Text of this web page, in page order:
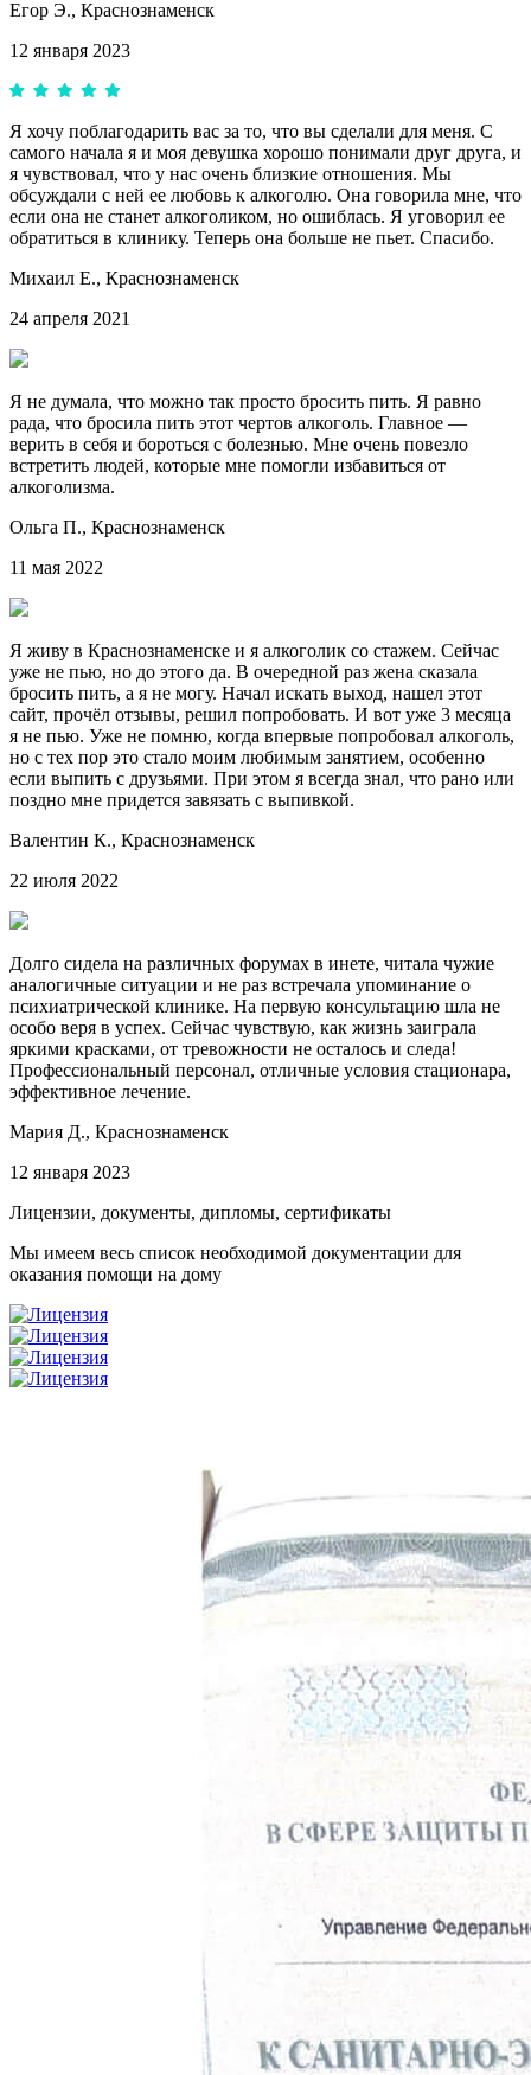
Егор Э., Краснознаменск
12 января 2023
Я хочу поблагодарить вас за то, что вы сделали для меня. С
самого начала я и моя девушка хорошо понимали друг друга, и
я чувствовал, что у нас очень близкие отношения. Мы
обсуждали с ней ее любовь к алкоголю. Она говорила мне, что
если она не станет алкоголиком, но ошиблась. Я уговорил ее
обратиться в клинику. Теперь она больше не пьет. Спасибо.
Михаил Е., Краснознаменск
24 апреля 2021
Я не думала, что можно так просто бросить пить. Я равно
рада, что бросила пить этот чертов алкоголь. Главное —
верить в себя и бороться с болезнью. Мне очень повезло
встретить людей, которые мне помогли избавиться от
алкоголизма.
Ольга П., Краснознаменск
11 мая 2022
Я живу в Краснознаменске и я алкоголик со стажем. Сейчас
уже не пью, но до этого да. В очередной раз жена сказала
бросить пить, а я не могу. Начал искать выход, нашел этот
сайт, прочёл отзывы, решил попробовать. И вот уже 3 месяца
я не пью. Уже не помню, когда впервые попробовал алкоголь,
но с тех пор это стало моим любимым занятием, особенно
если выпить с друзьями. При этом я всегда знал, что рано или
поздно мне придется завязать с выпивкой.
Валентин К., Краснознаменск
22 июля 2022
Долго сидела на различных форумах в инете, читала чужие
аналогичные ситуации и не раз встречала упоминание о
психиатрической клинике. На первую консультацию шла не
особо веря в успех. Сейчас чувствую, как жизнь заиграла
яркими красками, от тревожности не осталось и следа!
Профессиональный персонал, отличные условия стационара,
эффективное лечение.
Мария Д., Краснознаменск
12 января 2023
Лицензии, документы, дипломы, сертификаты
Мы имеем весь список необходимой документации для
оказания помощи на дому